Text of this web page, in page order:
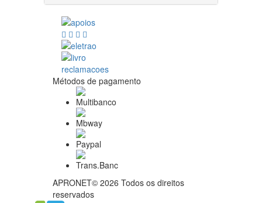
Métodos de pagamento
APRONET© 2026 Todos os direitos
reservados